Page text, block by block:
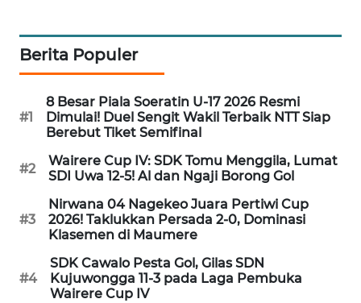
Berita Populer
#1
8 Besar Piala Soeratin U-17 2026 Resmi
Dimulai! Duel Sengit Wakil Terbaik NTT Siap
Berebut Tiket Semifinal
#2
Wairere Cup IV: SDK Tomu Menggila, Lumat
SDI Uwa 12-5! Al dan Ngaji Borong Gol
#3
Nirwana 04 Nagekeo Juara Pertiwi Cup
2026! Taklukkan Persada 2-0, Dominasi
Klasemen di Maumere
#4
SDK Cawalo Pesta Gol, Gilas SDN
Kujuwongga 11-3 pada Laga Pembuka
Wairere Cup IV
SIDIKALANG
NEWS
SIBARAGAS
NEWS
METRO
NEWS
MEDAN
NEWS